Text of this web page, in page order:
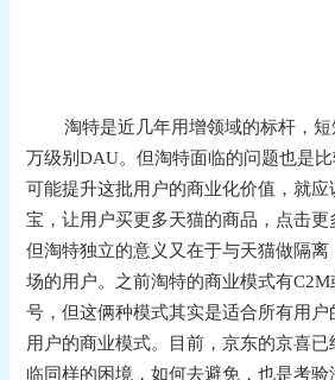
淘特是近几年用增领域的标杆，
万级别DAU。但淘特面临的问题也是
可能提升这批用户的商业化价值，就应
宝，让用户买更多天猫的商品，点击更
但淘特独立的意义又在于与天猫做隔
场的用户。之前淘特的商业模式有C2M
号，但这俩种模式其实是适合所有用
用户的商业模式。目前，京东的京喜
临同样的困境，如何去避免，也是考验